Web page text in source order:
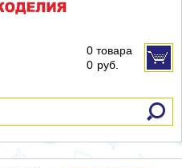
0 товара
0 руб.